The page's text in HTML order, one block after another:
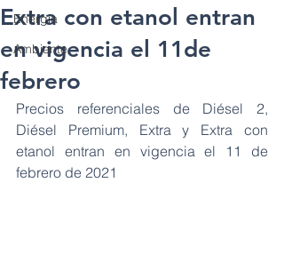
Energía
Ambiente
Extra con etanol entran
en vigencia el 11de
febrero
Precios referenciales de Diésel 2,
Diésel Premium, Extra y Extra con
etanol entran en vigencia el 11 de
febrero de 2021